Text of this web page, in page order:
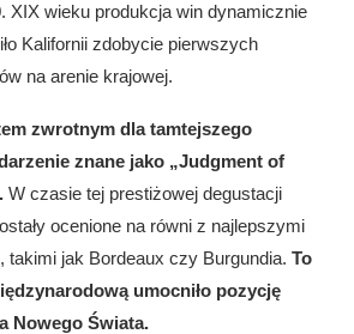
XIX wieku produkcja win dynamicznie
Kalifornii zdobycie pierwszych
na arenie krajowej.
zwrotnym dla tamtejszego
znane jako „Judgment of
W czasie tej prestiżowej degustacji
ocenione na równi z najlepszymi
takimi jak Bordeaux czy Burgundia. To
umocniło pozycję
Nowego Świata.